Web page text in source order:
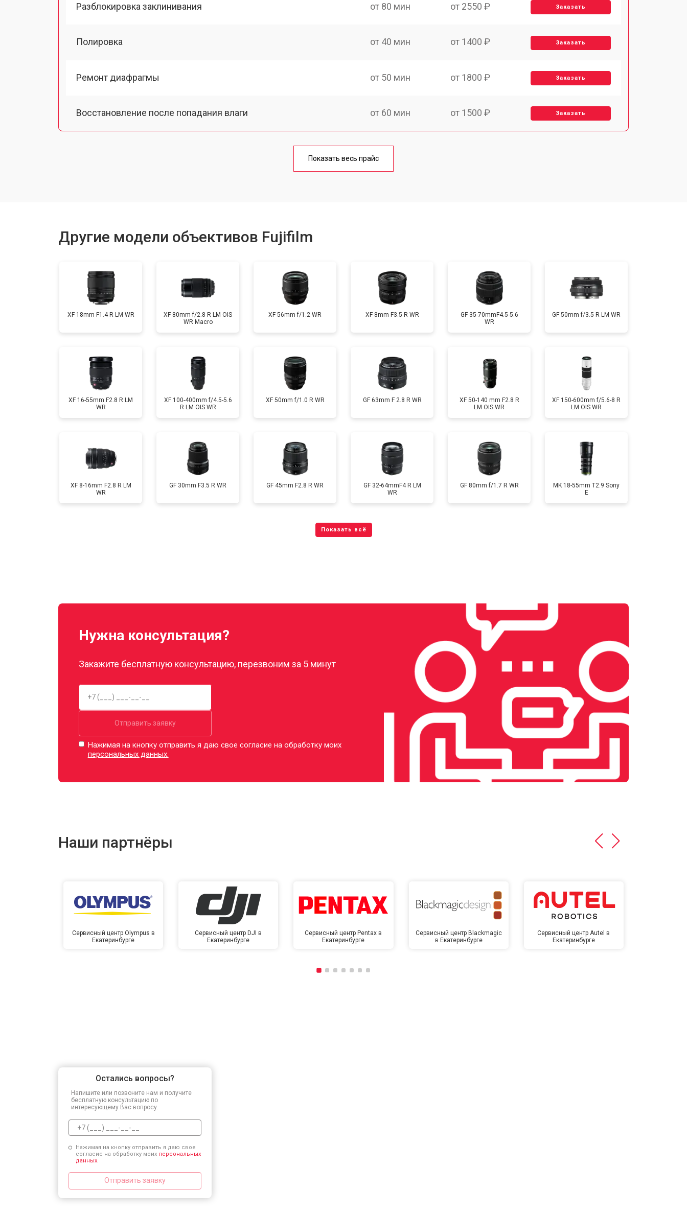
Разблокировка заклинивания от 80 мин от 2550 ₽ Заказать
Полировка от 40 мин от 1400 ₽ Заказать
Ремонт диафрагмы от 50 мин от 1800 ₽ Заказать
Восстановление после попадания влаги от 60 мин от 1500 ₽ Заказать
от 50 мин
Показать весь прайс
Другие модели объективов Fujifilm
XF 18mm F1.4 R LM WR
XF 80mm f/2.8 R LM OIS
WR Macro
XF 56mm f/1.2 WR XF 8mm F3.5 R WR
GF 35-70mmF4.5-5.6
WR
GF 50mm f/3.5 R LM WR
XF 16-55mm F2.8 R LM
WR
XF 100-400mm f/4.5-5.6
R LM OIS WR
XF 50mm f/1.0 R WR GF 63mm F 2.8 R WR
XF 50-140 mm F2.8 R
LM OIS WR
XF 150-600mm f/5.6-8 R
LM OIS WR
XF 8-16mm F2.8 R LM
WR
GF 30mm F3.5 R WR GF 45mm F2.8 R WR
GF 32-64mmF4 R LM
WR
GF 80mm f/1.7 R WR
MK 18-55mm T2.9 Sony
E
Нужна консультация?
Закажите бесплатную консультацию, перезвоним за 5 минут
Отправить заявку
Нажимая на кнопку отправить я даю свое согласие на обработку моих
персональных данных.
Наши партнёры
Сервисный центр Olympus в
Екатеринбурге
Сервисный центр DJI в
Екатеринбурге
Сервисный центр Pentax в
Екатеринбурге
Сервисный центр Blackmagic
в Екатеринбурге
Сервисный центр Autel в
Екатеринбурге
Остались вопросы?
Напишите или позвоните нам и получите
бесплатную консультацию по
интересующему Вас вопросу.
Нажимая на кнопку отправить я даю свое
согласие на обработку моих персональных
данных.
Отправить заявку